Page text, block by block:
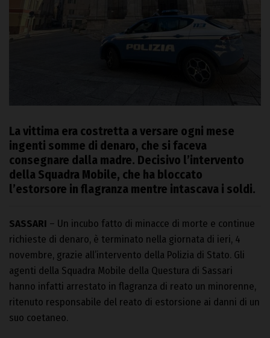
La vittima era costretta a versare ogni mese
ingenti somme di denaro, che si faceva
consegnare dalla madre. Decisivo l’intervento
della Squadra Mobile, che ha bloccato
l’estorsore in flagranza mentre intascava i soldi.
SASSARI – Un incubo fatto di minacce di morte e continue
richieste di denaro, è terminato nella giornata di ieri, 4
novembre, grazie all’intervento della Polizia di Stato. Gli
agenti della Squadra Mobile della Questura di Sassari
hanno infatti arrestato in flagranza di reato un minorenne,
ritenuto responsabile del reato di estorsione ai danni di un
suo coetaneo.